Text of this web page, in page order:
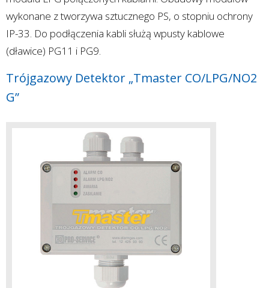
wykonane z tworzywa sztucznego PS, o stopniu ochrony
IP-33. Do podłączenia kabli służą wpusty kablowe
(dławice) PG11 i PG9.
Trójgazowy Detektor „Tmaster CO/LPG/NO2
G”